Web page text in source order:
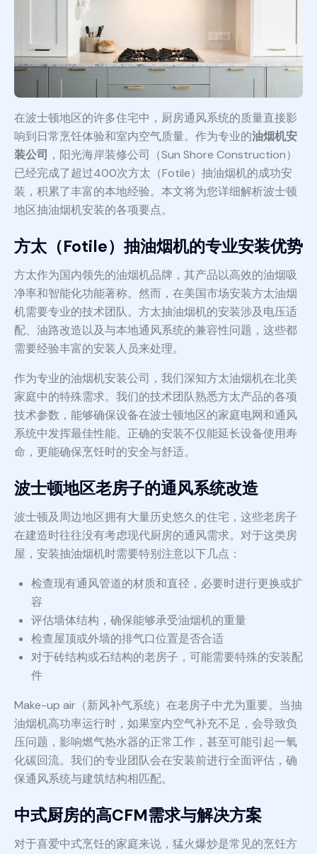
在波士顿地区的许多住宅中，厨房通风系统的质量直接影
响到日常烹饪体验和室内空气质量。作为专业的油烟机安
装公司 ，阳光海岸装修公司（Sun Shore Construction）
已经完成了超过400次方太（Fotile）抽油烟机的成功安
装，积累了丰富的本地经验。本文将为您详细解析波士顿
地区抽油烟机安装的各项要点。
方太（Fotile）抽油烟机的专业安装优势
方太作为国内领先的油烟机品牌，其产品以高效的油烟吸
净率和智能化功能著称。然而，在美国市场安装方太油烟
机需要专业的技术团队。方太抽油烟机的安装涉及电压适
配、油路改造以及与本地通风系统的兼容性问题，这些都
需要经验丰富的安装人员来处理。
作为专业的油烟机安装公司，我们深知方太油烟机在北美
家庭中的特殊需求。我们的技术团队熟悉方太产品的各项
技术参数，能够确保设备在波士顿地区的家庭电网和通风
系统中发挥最佳性能。正确的安装不仅能延长设备使用寿
命，更能确保烹饪时的安全与舒适。
波士顿地区老房子的通风系统改造
波士顿及周边地区拥有大量历史悠久的住宅，这些老房子
在建造时往往没有考虑现代厨房的通风需求。对于这类房
屋，安装抽油烟机时需要特别注意以下几点：
检查现有通风管道的材质和直径，必要时进行更换或扩
容
评估墙体结构，确保能够承受油烟机的重量
检查屋顶或外墙的排气口位置是否合适
对于砖结构或石结构的老房子，可能需要特殊的安装配
件
Make-up air（新风补气系统）在老房子中尤为重要。当抽
油烟机高功率运行时，如果室内空气补充不足，会导致负
压问题，影响燃气热水器的正常工作，甚至可能引起一氧
化碳回流。我们的专业团队会在安装前进行全面评估，确
保通风系统与建筑结构相匹配。
中式厨房的高CFM需求与解决方案
对于喜爱中式烹饪的家庭来说，猛火爆炒是常见的烹饪方